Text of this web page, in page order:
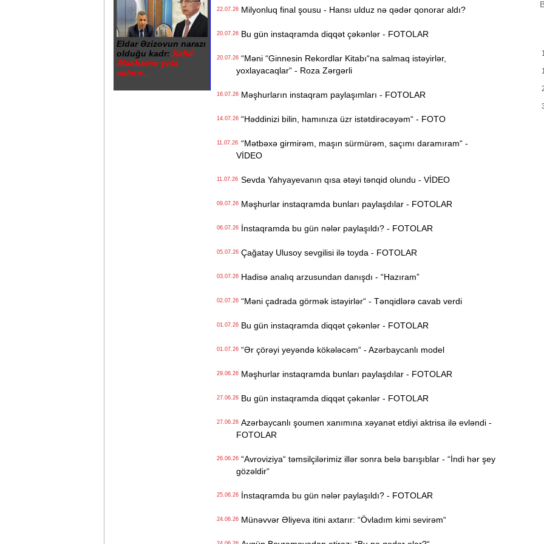
Eldar Əzizovun narazı
olduğu kadr: Xalid
Ələkbərov yola
salınır...
22.07.26Milyonluq final şousu - Hansı ulduz nə qədər qonorar aldı?
20.07.26Bu gün instaqramda diqqət çəkənlər - FOTOLAR
20.07.26“Məni “Ginnesin Rekordlar Kitabı“na salmaq istəyirlər,
yoxlayacaqlar“ - Roza Zərgərli
16.07.26Məşhurların instaqram paylaşımları - FOTOLAR
14.07.26“Həddinizi bilin, hamınıza üzr istətdirəcəyəm“ - FOTO
11.07.26“Mətbəxə girmirəm, maşın sürmürəm, saçımı daramıram“ -
VİDEO
11.07.26Sevda Yahyayevanın qısa ətəyi tənqid olundu - VİDEO
09.07.26Məşhurlar instaqramda bunları paylaşdılar - FOTOLAR
06.07.26İnstaqramda bu gün nələr paylaşıldı? - FOTOLAR
05.07.26Çağatay Ulusoy sevgilisi ilə toyda - FOTOLAR
03.07.26Hadisə analıq arzusundan danışdı - “Hazıram”
02.07.26“Məni çadrada görmək istəyirlər“ - Tənqidlərə cavab verdi
01.07.26Bu gün instaqramda diqqət çəkənlər - FOTOLAR
01.07.26“Ər çörəyi yeyəndə kökələcəm“ - Azərbaycanlı model
29.06.26Məşhurlar instaqramda bunları paylaşdılar - FOTOLAR
27.06.26Bu gün instaqramda diqqət çəkənlər - FOTOLAR
27.06.26Azərbaycanlı şoumen xanımına xəyanət etdiyi aktrisa ilə evləndi -
FOTOLAR
26.06.26“Avroviziya“ təmsilçilərimiz illər sonra belə barışıblar - “İndi hər şey
gözəldir“
25.06.26İnstaqramda bu gün nələr paylaşıldı? - FOTOLAR
24.06.26Münəvvər Əliyeva itini axtarır: “Övladım kimi sevirəm“